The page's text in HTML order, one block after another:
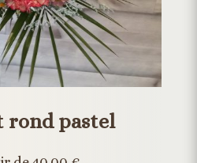
rond pastel